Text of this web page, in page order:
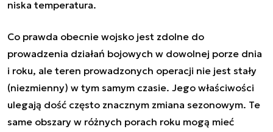
niska temperatura.
Co prawda obecnie wojsko jest zdolne do
prowadzenia działań bojowych w dowolnej porze dnia
i roku, ale teren prowadzonych operacji nie jest stały
(niezmienny) w tym samym czasie. Jego właściwości
ulegają dość często znacznym zmiana sezonowym. Te
same obszary w różnych porach roku mogą mieć